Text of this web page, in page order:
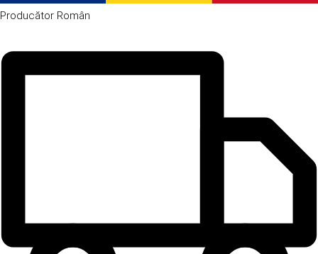
Producător Român